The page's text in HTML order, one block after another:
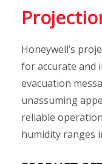
Honeywell’s
for accurate and
evacuation
unassuming
reliable
humidity ranges